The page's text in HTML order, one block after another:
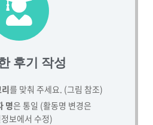
후기 작성
를 맞춰 주세요. (그림 참조)
명은 통일 (활동명 변경은
보에서 수정)